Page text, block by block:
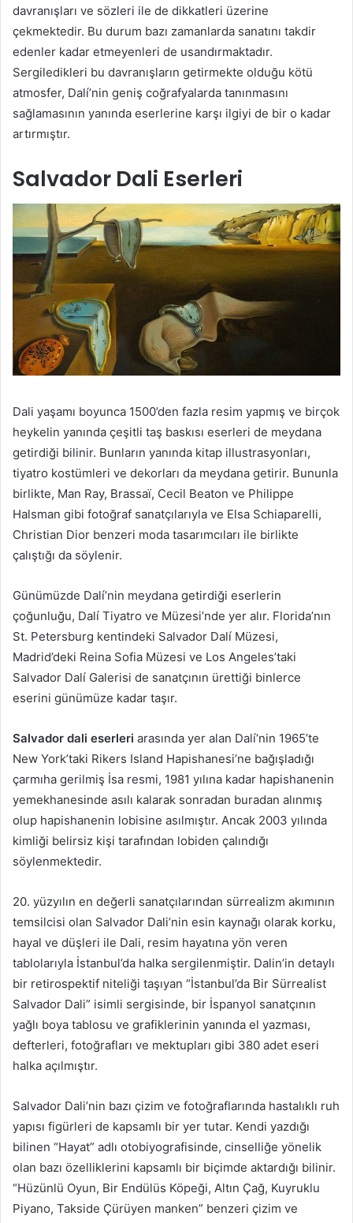
davranışları ve sözleri ile de dikkatleri üzerine
çekmektedir. Bu durum bazı zamanlarda sanatını takdir
edenler kadar etmeyenleri de usandırmaktadır.
Sergiledikleri bu davranışların getirmekte olduğu kötü
atmosfer, Dalí’nin geniş coğrafyalarda tanınmasını
sağlamasının yanında eserlerine karşı ilgiyi de bir o kadar
artırmıştır.
Salvador Dali Eserleri
Dali yaşamı boyunca 1500’den fazla resim yapmış ve birçok
heykelin yanında çeşitli taş baskısı eserleri de meydana
getirdiği bilinir. Bunların yanında kitap illustrasyonları,
tiyatro kostümleri ve dekorları da meydana getirir. Bununla
birlikte, Man Ray, Brassaï, Cecil Beaton ve Philippe
Halsman gibi fotoğraf sanatçılarıyla ve Elsa Schiaparelli,
Christian Dior benzeri moda tasarımcıları ile birlikte
çalıştığı da söylenir.
Günümüzde Dalí’nin meydana getirdiği eserlerin
çoğunluğu, Dalí Tiyatro ve Müzesi’nde yer alır. Florida’nın
St. Petersburg kentindeki Salvador Dalí Müzesi,
Madrid’deki Reina Sofia Müzesi ve Los Angeles’taki
Salvador Dalí Galerisi de sanatçının ürettiği binlerce
eserini günümüze kadar taşır.
Salvador dali eserleri arasında yer alan Dalí’nin 1965’te
New York’taki Rikers Island Hapishanesi’ne bağışladığı
çarmıha gerilmiş İsa resmi, 1981 yılına kadar hapishanenin
yemekhanesinde asılı kalarak sonradan buradan alınmış
olup hapishanenin lobisine asılmıştır. Ancak 2003 yılında
kimliği belirsiz kişi tarafından lobiden çalındığı
söylenmektedir.
20. yüzyılın en değerli sanatçılarından sürrealizm akımının
temsilcisi olan Salvador Dali’nin esin kaynağı olarak korku,
hayal ve düşleri ile Dali, resim hayatına yön veren
tablolarıyla İstanbul’da halka sergilenmiştir. Dalin’in detaylı
bir retirospektif niteliği taşıyan “İstanbul’da Bir Sürrealist
Salvador Dali” isimli sergisinde, bir İspanyol sanatçının
yağlı boya tablosu ve grafiklerinin yanında el yazması,
defterleri, fotoğrafları ve mektupları gibi 380 adet eseri
halka açılmıştır.
Salvador Dali’nin bazı çizim ve fotoğraflarında hastalıklı ruh
yapısı figürleri de kapsamlı bir yer tutar. Kendi yazdığı
bilinen “Hayat” adlı otobiyografisinde, cinselliğe yönelik
olan bazı özelliklerini kapsamlı bir biçimde aktardığı bilinir.
“Hüzünlü Oyun, Bir Endülüs Köpeği, Altın Çağ, Kuyruklu
Piyano, Takside Çürüyen manken” benzeri çizim ve